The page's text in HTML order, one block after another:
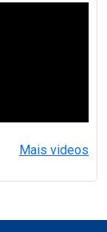
Mais videos